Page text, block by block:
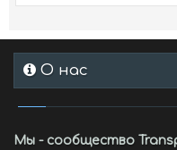
О нас
Мы - сообщество